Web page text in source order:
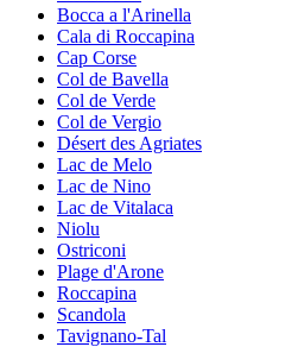
Bocca a l'Arinella
Cala di Roccapina
Cap Corse
Col de Bavella
Col de Verde
Col de Vergio
Désert des Agriates
Lac de Melo
Lac de Nino
Lac de Vitalaca
Niolu
Ostriconi
Plage d'Arone
Roccapina
Scandola
Tavignano-Tal